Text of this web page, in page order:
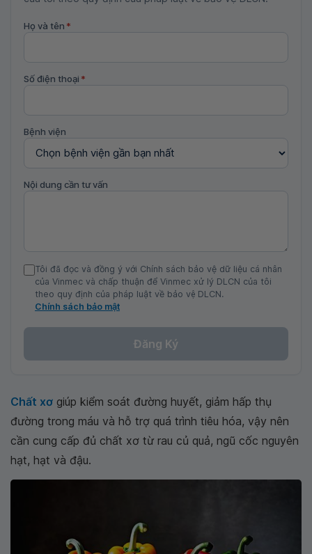
Họ và tên *
Số điện thoại *
Bệnh viện
Nội dung cần tư vấn
Tôi đã đọc và đồng ý với Chính sách bảo vệ dữ liệu cá nhân
của Vinmec và chấp thuận để Vinmec xử lý DLCN của tôi
theo quy định của pháp luật về bảo vệ DLCN.
Chính sách bảo mật
Đăng Ký
Chất xơ giúp kiểm soát đường huyết, giảm hấp thụ
đường trong máu và hỗ trợ quá trình tiêu hóa, vậy nên
cần cung cấp đủ chất xơ từ rau củ quả, ngũ cốc nguyên
hạt, hạt và đậu.